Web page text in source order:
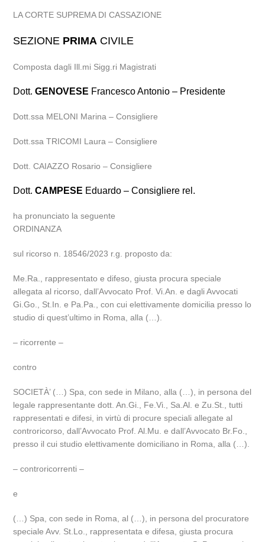
LA CORTE SUPREMA DI CASSAZIONE
SEZIONE PRIMA CIVILE
Composta dagli Ill.mi Sigg.ri Magistrati
Dott.GENOVESE Francesco Antonio – Presidente
Dott.ssa MELONI Marina – Consigliere
Dott.ssa TRICOMI Laura – Consigliere
Dott. CAIAZZO Rosario – Consigliere
Dott.CAMPESE Eduardo – Consigliere rel.
ha pronunciato la seguente
ORDINANZA
sul ricorso n. 18546/2023 r.g. proposto da:
Me.Ra., rappresentato e difeso, giusta procura speciale
allegata al ricorso, dall’Avvocato Prof. Vi.An. e dagli Avvocati
Gi.Go., St.In. e Pa.Pa., con cui elettivamente domicilia presso lo
studio di quest’ultimo in Roma, alla (…).
– ricorrente –
contro
SOCIETÀ’ (…) Spa, con sede in Milano, alla (…), in persona del
legale rappresentante dott. An.Gi., Fe.Vi., Sa.Al. e Zu.St., tutti
rappresentati e difesi, in virtù di procure speciali allegate al
controricorso, dall’Avvocato Prof. Al.Mu. e dall’Avvocato Br.Fo.,
presso il cui studio elettivamente domiciliano in Roma, alla (…).
– controricorrenti –
e
(…) Spa, con sede in Roma, al (…), in persona del procuratore
speciale Avv. St.Lo., rappresentata e difesa, giusta procura